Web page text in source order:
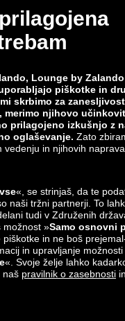
Načini plačila
na
Partner za
dostavo